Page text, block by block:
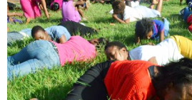
გიგა ავალიანის
არასრულწლოვანს, ნია
ანასტასია ბერუაშვილს
ღონისძიების სახით